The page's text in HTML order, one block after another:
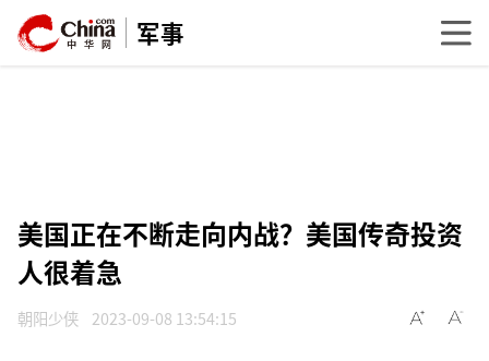
军事
美国正在不断走向内战？美国传奇投资
人很着急
朝阳少侠 2023-09-08 13:54:15